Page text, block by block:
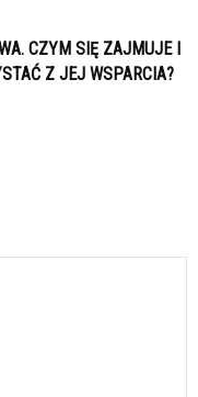
CZYM SIĘ ZAJMUJE I
Z JEJ WSPARCIA?